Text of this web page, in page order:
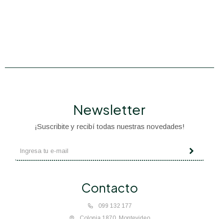
Contacto
099 132 177
Newsletter
¡Suscribite y recibí todas nuestras novedades!